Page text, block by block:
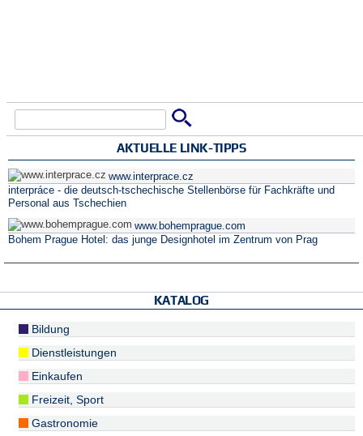
AKTUELLE LINK-TIPPS
www.interprace.cz
interpráce - die deutsch-tschechische Stellenbörse für Fachkräfte und
Personal aus Tschechien
www.bohemprague.com
Bohem Prague Hotel: das junge Designhotel im Zentrum von Prag
KATALOG
Bildung
Dienstleistungen
Einkaufen
Freizeit, Sport
Gastronomie